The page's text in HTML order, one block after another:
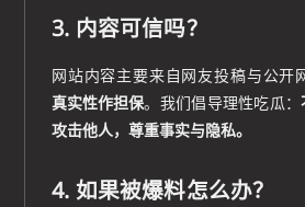
3. 内容可信吗？
网站内容主要来自网友投稿与公开
真实性作担保。我们倡导理性吃瓜：
攻击他人，尊重事实与隐私。
4. 如果被爆料怎么办？